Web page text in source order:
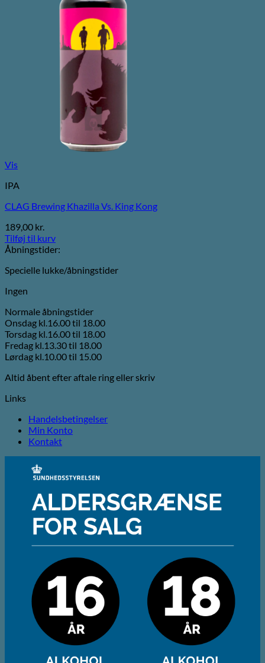
Vis
IPA
CLAG Brewing Khazilla Vs. King Kong
189,00 kr.
Tilføj til kurv
Åbningstider:
Specielle lukke/åbningstider
Ingen
Normale åbningstider
Onsdag kl.16.00 til 18.00
Torsdag kl.16.00 til 18.00
Fredag kl.13.30 til 18.00
Lørdag kl.10.00 til 15.00
Altid åbent efter aftale ring eller skriv
Links
Handelsbetingelser
Min Konto
Kontakt